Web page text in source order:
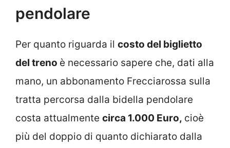
pendolare
Per quanto riguarda il costo del biglietto
del treno è necessario sapere che, dati alla
mano, un abbonamento Frecciarossa sulla
tratta percorsa dalla bidella pendolare
costa attualmente circa 1.000 Euro, cioè
più del doppio di quanto dichiarato dalla